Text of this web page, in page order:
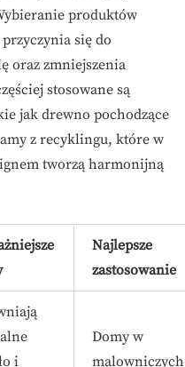
produktów
się do
oraz zmniejszenia
stosowane są
jak drewno pochodzące
z recyklingu, które w
tworzą harmonijną
Najlepsze
zastosowanie
i
Domy w
malowniczych